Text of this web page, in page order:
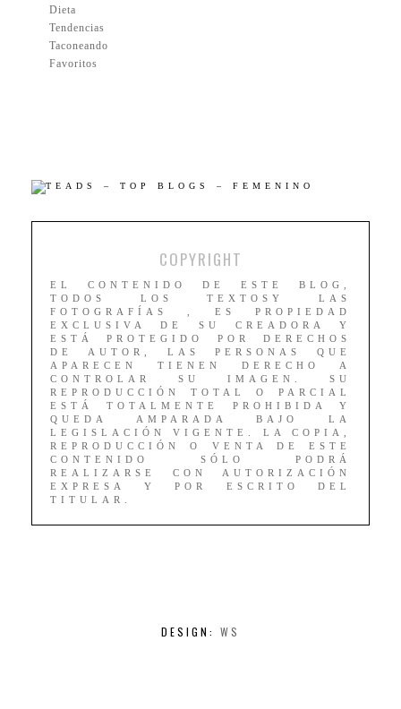
Dieta
Tendencias
Taconeando
Favoritos
COPYRIGHT
EL CONTENIDO DE ESTE BLOG,
TODOS LOS TEXTOSY LAS
FOTOGRAFÍAS , ES PROPIEDAD
EXCLUSIVA DE SU CREADORA Y
ESTÁ PROTEGIDO POR DERECHOS
DE AUTOR, LAS PERSONAS QUE
APARECEN TIENEN DERECHO A
CONTROLAR SU IMAGEN. SU
REPRODUCCIÓN TOTAL O PARCIAL
ESTÁ TOTALMENTE PROHIBIDA Y
QUEDA AMPARADA BAJO LA
LEGISLACIÓN VIGENTE. LA COPIA,
REPRODUCCIÓN O VENTA DE ESTE
CONTENIDO SÓLO PODRÁ
REALIZARSE CON AUTORIZACIÓN
EXPRESA Y POR ESCRITO DEL
TITULAR.
DESIGN: WS